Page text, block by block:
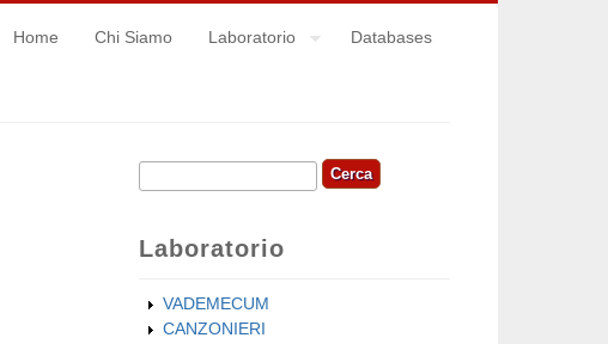
Home Chi Siamo Laboratorio Databases
Form di ricerca
Cerca
Laboratorio
VADEMECUM
CANZONIERI